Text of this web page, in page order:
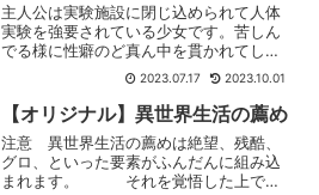
主人公は実験施設に閉じ込められて人体
実験を強要されている少女です。苦しん
でる様に性癖のど真ん中を貫かれてしま
いました。今後どう話が転んでいくの
か、楽しみにしています。
2023.07.17 2023.10.01
【オリジナル】異世界生活の薦め
注意 異世界生活の薦めは絶望、残酷、
グロ、といった要素がふんだんに組み込
まれます。 それを覚悟した上で拝